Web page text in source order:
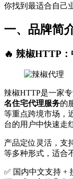
你找到最适合自己
一、品牌简
🔥 辣椒HTTP
辣椒HTTP是一家
名住宅代理服务的
等重点跨境市场，
台的用户中快速走
产品定位灵活，支
等多种形式，适合
✅ 国内中文支持 +